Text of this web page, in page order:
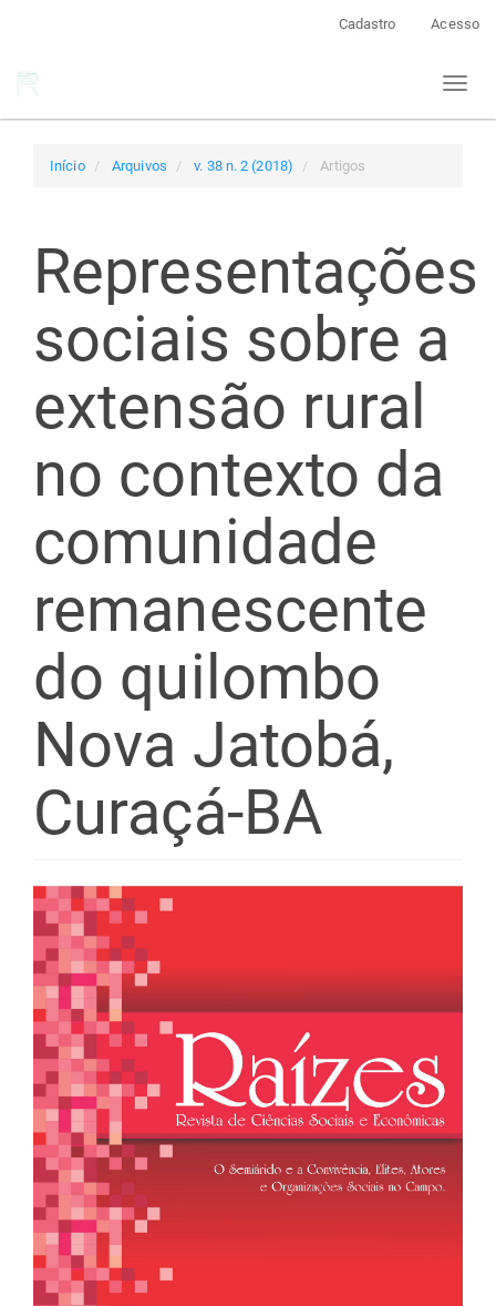
Cadastro Acesso
Toggle
Início Arquivos v. 38 n. 2 (2018) Artigos
Representações
sociais sobre a
extensão rural
no contexto da
comunidade
remanescente
do quilombo
Nova Jatobá,
Curaçá-BA
Barra
lateral
de
artigos